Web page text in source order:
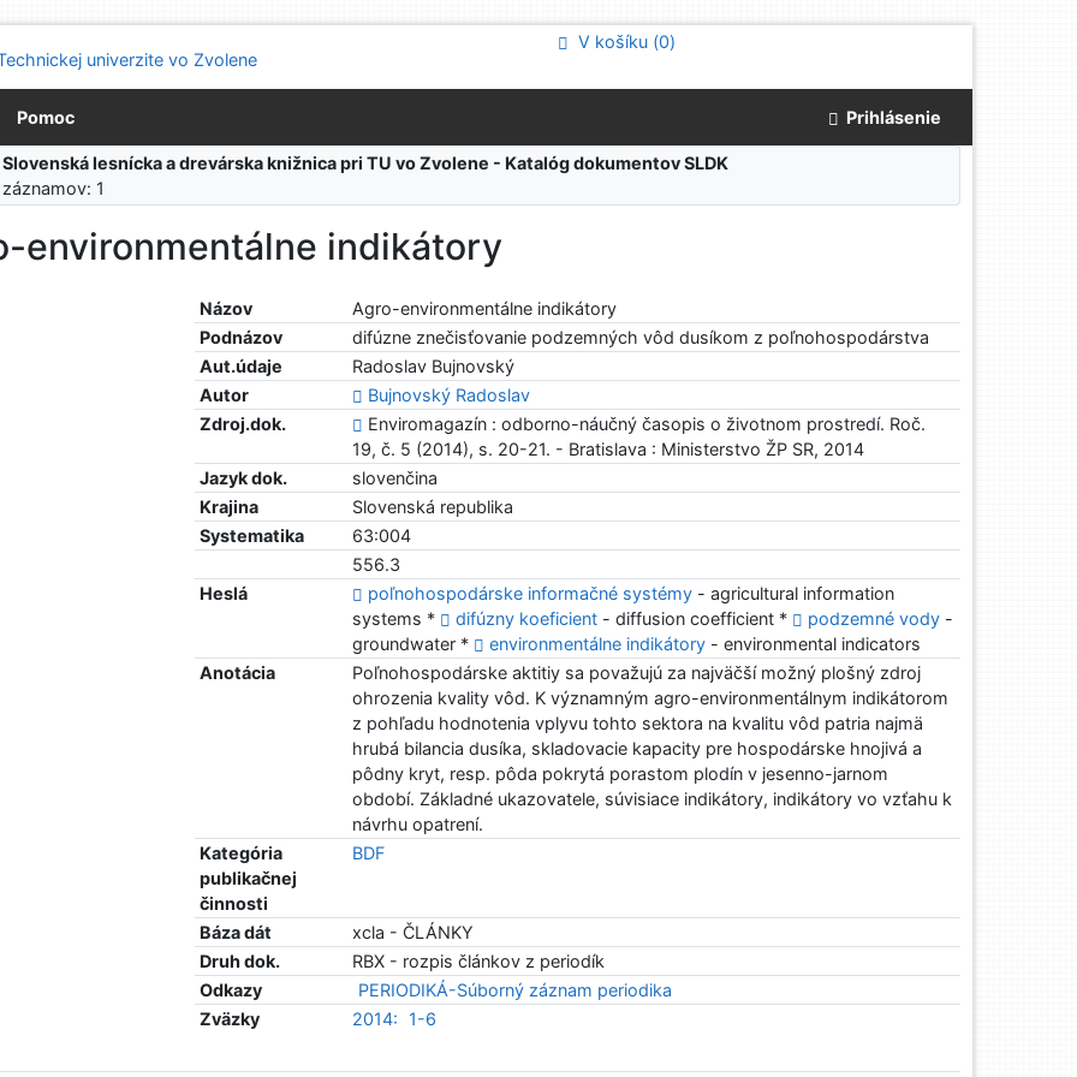
V košíku (0)
Pomoc Prihlásenie
Slovenská lesnícka a drevárska knižnica pri TU vo Zvolene - Katalóg dokumentov SLDK
1
environmentálne indikátory
Názov
Agro-environmentálne indikátory
Podnázov
difúzne znečisťovanie podzemných vôd dusíkom z poľnohospodárstva
Aut.údaje
Radoslav Bujnovský
Autor
Bujnovský Radoslav
Zdroj.dok.
Enviromagazín : odborno-náučný časopis o životnom prostredí. Roč.
19, č. 5 (2014), s. 20-21. - Bratislava : Ministerstvo ŽP SR, 2014
Jazyk dok.
slovenčina
Krajina
Slovenská republika
Systematika
63:004
556.3
Heslá
poľnohospodárske informačné systémy - agricultural information
systems *
difúzny koeficient - diffusion coefficient * podzemné vody -
groundwater *
environmentálne indikátory - environmental indicators
Anotácia
Poľnohospodárske aktitiy sa považujú za najväčší možný plošný zdroj
ohrozenia kvality vôd. K významným agro-environmentálnym indikátorom
z pohľadu hodnotenia vplyvu tohto sektora na kvalitu vôd patria najmä
hrubá bilancia dusíka, skladovacie kapacity pre hospodárske hnojivá a
pôdny kryt, resp. pôda pokrytá porastom plodín v jesenno-jarnom
období. Základné ukazovatele, súvisiace indikátory, indikátory vo vzťahu k
návrhu opatrení.
Kategória
publikačnej
činnosti
BDF
Báza dát
xcla - ČLÁNKY
Druh dok.
RBX - rozpis článkov z periodík
Odkazy
PERIODIKÁ-Súborný záznam periodika
Zväzky
2014: 1-6